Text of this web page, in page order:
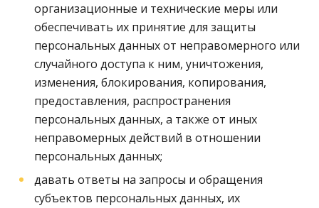
организационные и технические меры или
обеспечивать их принятие для защиты
персональных данных от неправомерного или
случайного доступа к ним, уничтожения,
изменения, блокирования, копирования,
предоставления, распространения
персональных данных, а также от иных
неправомерных действий в отношении
персональных данных;
давать ответы на запросы и обращения
субъектов персональных данных, их